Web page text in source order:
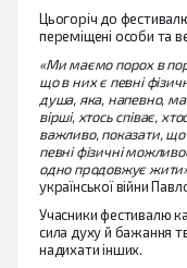
Цьогоріч до
переміщені особи та
«Ми маємо порох в
що в них є певні
душа, яка, напевно,
вірші, хтось співає,
важливо, показати,
певні фізичні
одно продовжує
української війни
Учасники фестивалю
сила духу й бажання
надихати інших.